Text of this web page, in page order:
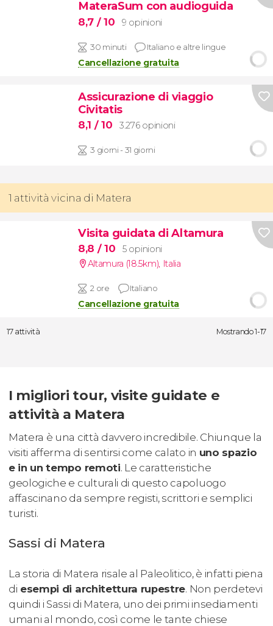
MateraSum con audioguida
8,7 / 10 9 opinioni
30 minuti Italiano e altre lingue
Cancellazione gratuita
Assicurazione di viaggio
Civitatis
8,1 / 10 3.276 opinioni
3 giorni - 31 giorni
1 attività vicina di Matera
Visita guidata di Altamura
8,8 / 10
5 opinioni
Altamura (18.5km), Italia
2 ore Italiano
Cancellazione gratuita
17 attività Mostrando 1-17
I migliori tour, visite guidate e
attività a Matera
Matera è una città davvero incredibile. Chiunque la
visiti afferma di sentirsi come calato in uno spazio
e in un tempo remoti. Le caratteristiche
geologiche e culturali di questo capoluogo
affascinano da sempre registi, scrittori e semplici
turisti.
Sassi di Matera
La storia di Matera risale al Paleolitico, è infatti piena
di esempi di architettura rupestre. Non perdetevi
quindi i Sassi di Matera, uno dei primi insediamenti
umani al mondo, così come le tante chiese